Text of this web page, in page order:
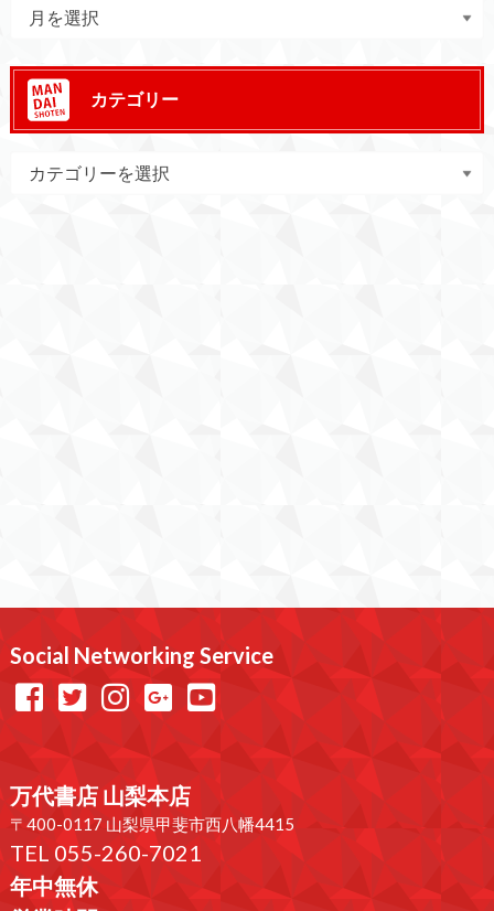
カテゴリー
Social Networking Service
万代書店 山梨本店
〒400-0117 山梨県甲斐市西八幡4415
TEL 055-260-7021
年中無休